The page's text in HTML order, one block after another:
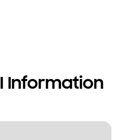
Information